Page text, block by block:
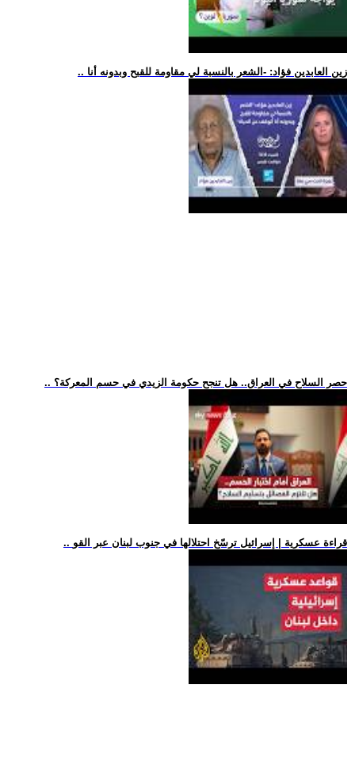
.. زين العابدين فؤاد: -الشعر بالنسبة لي مقاومة للقبح وبدونه أنا
.. حصر السلاح في العراق.. هل تنجح حكومة الزيدي في حسم المعركة؟
.. قراءة عسكرية | إسرائيل ترسّخ احتلالها في جنوب لبنان عبر القو